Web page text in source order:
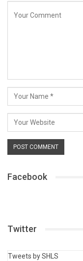
Facebook
Twitter
Tweets by SHLS